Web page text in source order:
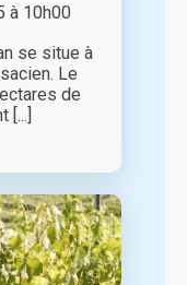
à 10h00
se situe à
Le
de
[...]